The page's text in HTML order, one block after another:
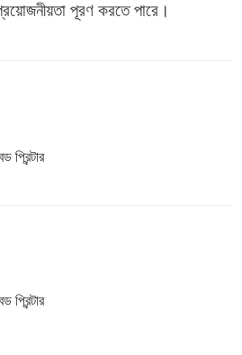
পূরণ করতে পারে।